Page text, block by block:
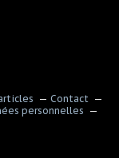
Contact
personnelles